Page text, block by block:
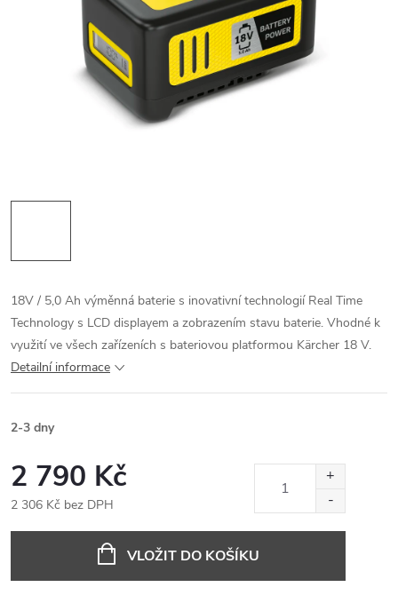
18V / 5,0 Ah výměnná baterie s inovativní technologií Real Time
Technology s LCD displayem a zobrazením stavu baterie. Vhodné k
využití ve všech zařízeních s bateriovou platformou Kärcher 18 V.
Detailní informace
2-3 dny
2 790 Kč
2 306 Kč bez DPH
VLOŽIT DO KOŠÍKU